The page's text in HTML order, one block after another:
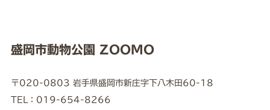
盛岡市動物公園 ZOOMO
〒020-0803 岩手県盛岡市新庄字下八木田60-18
TEL：019-654-8266